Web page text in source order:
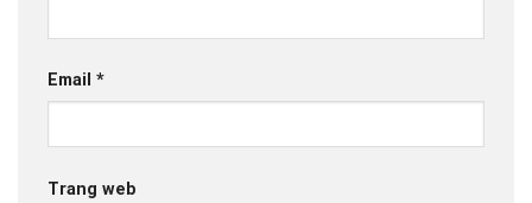
Email *
Trang web